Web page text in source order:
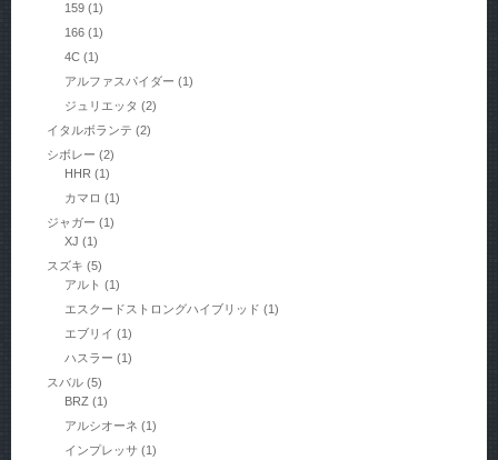
159 (1)
166 (1)
4C (1)
アルファスパイダー (1)
ジュリエッタ (2)
イタルボランテ (2)
シボレー (2)
HHR (1)
カマロ (1)
ジャガー (1)
XJ (1)
スズキ (5)
アルト (1)
エスクードストロングハイブリッド (1)
エブリイ (1)
ハスラー (1)
スバル(5)
BRZ (1)
アルシオーネ (1)
インプレッサ (1)